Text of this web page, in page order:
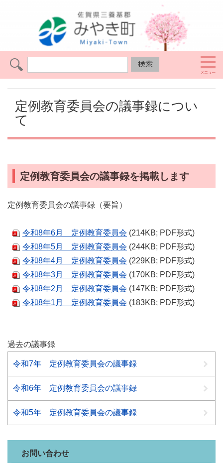
定例教育委員会の議事録につい
て
定例教育委員会の議事録を掲載します
定例教育委員会の議事録（要旨）
令和8年6月 定例教育委員会 (214KB; PDF形式)
令和8年5月 定例教育委員会 (244KB; PDF形式)
令和8年4月 定例教育委員会 (229KB; PDF形式)
令和8年3月 定例教育委員会 (170KB; PDF形式)
令和8年2月 定例教育委員会 (147KB; PDF形式)
令和8年1月 定例教育委員会 (183KB; PDF形式)
過去の議事録
令和7年 定例教育委員会の議事録
令和6年 定例教育委員会の議事録
令和5年 定例教育委員会の議事録
お問い合わせ